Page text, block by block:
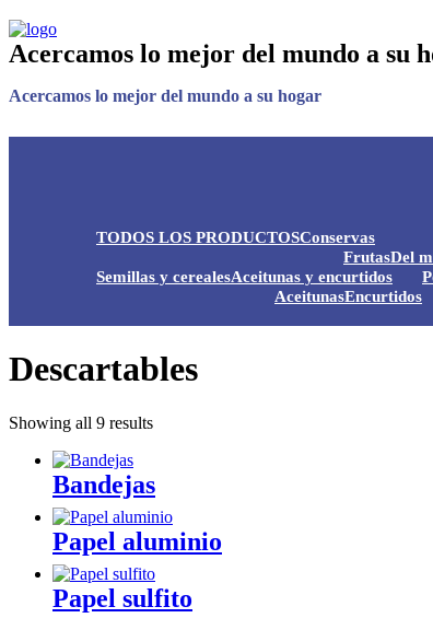
Acercamos lo mejor del mundo a su
Acercamos lo mejor del mundo a su hogar
TODOS LOS PRODUCTOSConservas
FrutasDel
Semillas y cerealesAceitunas y encurtidos
AceitunasEncurtidos
Descartables
Showing all 9 results
Bandejas
Papel aluminio
Papel sulfito